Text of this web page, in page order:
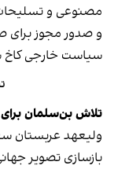
مصنوعی و
و صدور مجوز برای
سیاست خارجی کاخ
تلاش بن‌سلمان
ولیعهد عربستان
بازسازی تصویر